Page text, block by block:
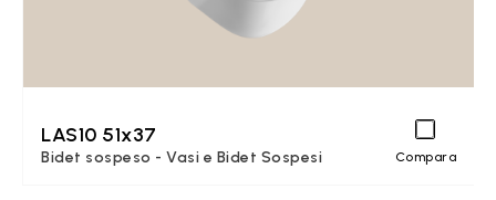
LAS10 51x37
Bidet sospeso - Vasi e Bidet Sospesi Compara